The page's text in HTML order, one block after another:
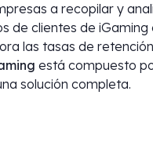
a recopilar y
de clientes de iGaming
las tasas de
está compuesto
solución completa.